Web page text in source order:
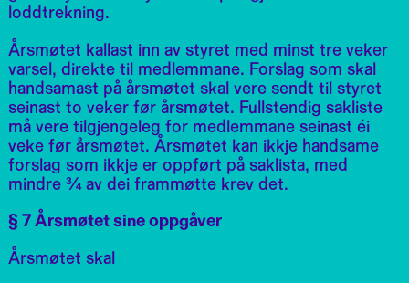
loddtrekning.
Årsmøtet kallast inn av styret med minst tre veker
varsel, direkte til medlemmane. Forslag som skal
handsamast på årsmøtet skal vere sendt til styret
seinast to veker før årsmøtet. Fullstendig sakliste
må vere tilgjengeleg for medlemmane seinast éi
veke før årsmøtet. Årsmøtet kan ikkje handsame
forslag som ikkje er oppført på saklista, med
mindre ¾ av dei frammøtte krev det.
§ 7 Årsmøtet sine oppgåver
Årsmøtet skal